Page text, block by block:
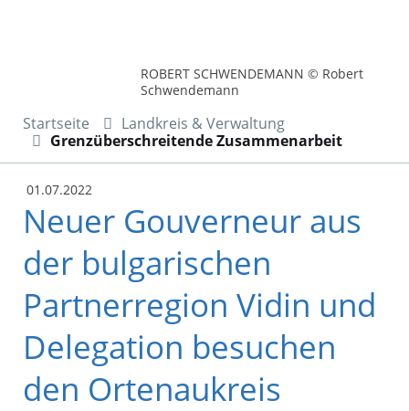
ROBERT SCHWENDEMANN © Robert
Schwendemann
Startseite
Landkreis & Verwaltung
Grenzüberschreitende Zusammenarbeit
01.07.2022
Neuer Gouverneur aus
der bulgarischen
Partnerregion Vidin und
Delegation besuchen
den Ortenaukreis